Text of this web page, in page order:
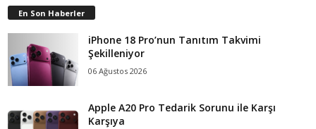
En Son Haberler
iPhone 18 Pro’nun Tanıtım Takvimi
Şekilleniyor
06 Ağustos 2026
Apple A20 Pro Tedarik Sorunu ile Karşı
Karşıya